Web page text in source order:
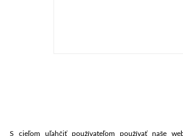
S cieľom uľahčiť používateľom používať naše